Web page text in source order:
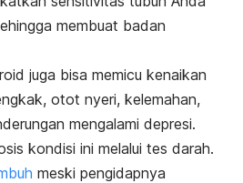
membuat badan
juga bisa memicu kenaikan
otot nyeri, kelemahan,
mengalami depresi.
kondisi ini melalui tes darah.
meski pengidapnya